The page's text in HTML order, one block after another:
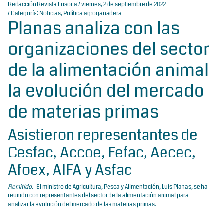
Redacción Revista Frisona/ viernes, 2 de septiembre de 2022
/ Categoría:Noticias,Política agroganadera
Planas analiza con las
organizaciones del sector
de la alimentación animal
la evolución del mercado
de materias primas
Asistieron representantes de
Cesfac, Accoe, Fefac, Aecec,
Afoex, AIFA y Asfac
Remitido.- El ministro de Agricultura, Pesca y Alimentación, Luis Planas, se ha
reunido con representantes del sector de la alimentación animal para
analizar la evolución del mercado de las materias primas.